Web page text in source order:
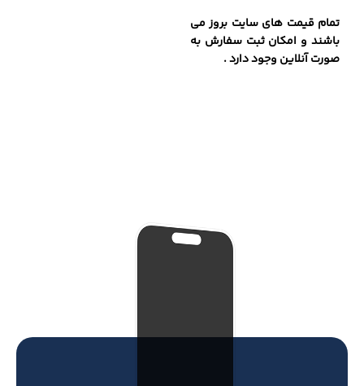
تمام قیمت های سایت بروز می
باشند و امکان ثبت سفارش به
صورت آنلاین وجود دارد .